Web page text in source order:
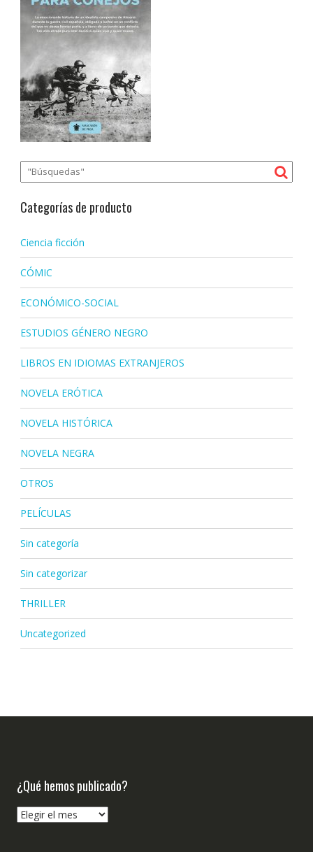
Categorías de producto
Ciencia ficción
CÓMIC
ECONÓMICO-SOCIAL
ESTUDIOS GÉNERO NEGRO
LIBROS EN IDIOMAS EXTRANJEROS
NOVELA ERÓTICA
NOVELA HISTÓRICA
NOVELA NEGRA
OTROS
PELÍCULAS
Sin categoría
Sin categorizar
THRILLER
Uncategorized
¿Qué hemos publicado?
¿Qué